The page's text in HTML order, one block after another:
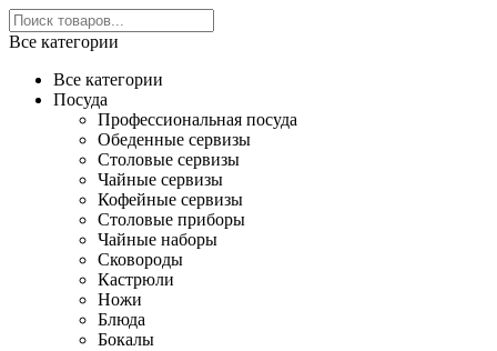
Все категории
Все категории
Посуда
Профессиональная посуда
Обеденные сервизы
Столовые сервизы
Чайные сервизы
Кофейные сервизы
Столовые приборы
Чайные наборы
Сковороды
Кастрюли
Ножи
Блюда
Бокалы